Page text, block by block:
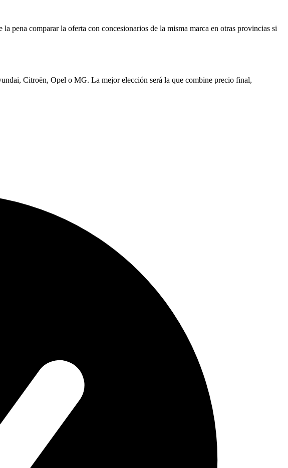
pena comparar la oferta con concesionarios de la misma marca en otras provincias si
Citroën, Opel o MG. La mejor elección será la que combine precio final,